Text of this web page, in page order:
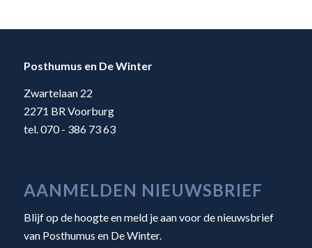
Posthumus en De Winter
Zwartelaan 22
2271 BR Voorburg
tel. 070 - 386 73 63
AANMELDEN NIEUWSBRIEF
Blijf op de hoogte en meld je aan voor de nieuwsbrief
van Posthumus en De Winter.